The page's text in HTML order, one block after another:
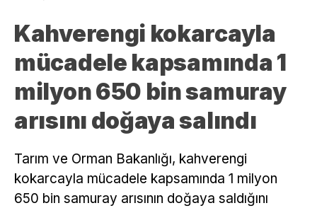
Kahverengi kokarcayla
mücadele kapsamında 1
milyon 650 bin samuray
arısını doğaya salındı
Tarım ve Orman Bakanlığı, kahverengi
kokarcayla mücadele kapsamında 1 milyon
650 bin samuray arısının doğaya saldığını